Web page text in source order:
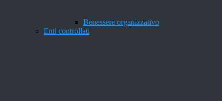
Benessere organizzativo
Enti controllati